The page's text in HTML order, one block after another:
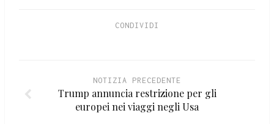
CONDIVIDI
NOTIZIA PRECEDENTE
Trump annuncia restrizione per gli
europei nei viaggi negli Usa